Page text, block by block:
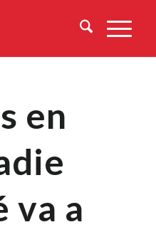
en
va a